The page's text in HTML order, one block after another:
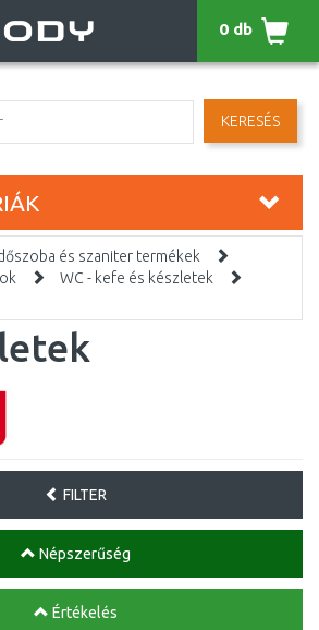
KERESÉS
0 db
és szaniter termékek
WC - kefe és készletek
FILTER
Népszerűség
Értékelés